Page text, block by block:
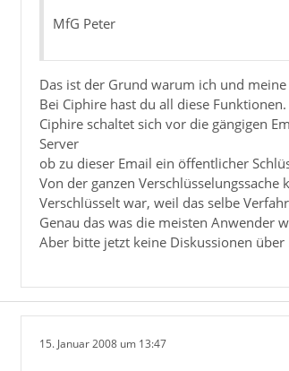
MfG Peter
Das ist der Grund warum ich und
Bei Ciphire hast du all diese
Ciphire schaltet sich vor die gängigen
Server
ob zu dieser Email ein öffentlicher
Von der ganzen
Verschlüsselt war, weil das selbe
Genau das was die meisten Anwender
Aber bitte jetzt keine Diskussionen über
15. Januar 2008 um 13:47